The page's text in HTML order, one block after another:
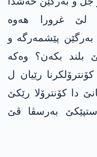
لێ غرورا هەوە
پێشمەرگە و
بلند بکەن؟ وەکە
رێیان ل
دا کۆنترۆلا رێکێ
بەرسڤا ڤێ